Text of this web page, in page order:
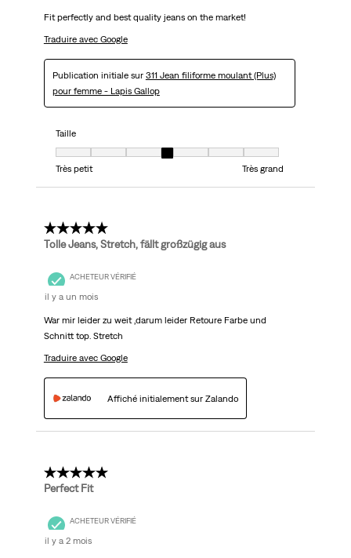
Fit perfectly and best quality jeans on the market!
Traduire avec Google
Publication initiale sur 311 Jean filiforme moulant (Plus)
pour femme - Lapis Gallop
Taille
Taille, 4 sur 7, où 1 est égal à Très petit et 7 est égal à Très grand
Très petit
Très grand
5 étoile(s) sur 5.
Tolle Jeans, Stretch, fällt großzügig aus
ACHETEUR VÉRIFIÉ
il y a un mois
War mir leider zu weit ,darum leider Retoure Farbe und
Schnitt top. Stretch
Traduire avec Google
Affiché initialement sur Zalando
5 étoile(s) sur 5.
Perfect Fit
ACHETEUR VÉRIFIÉ
il y a 2 mois